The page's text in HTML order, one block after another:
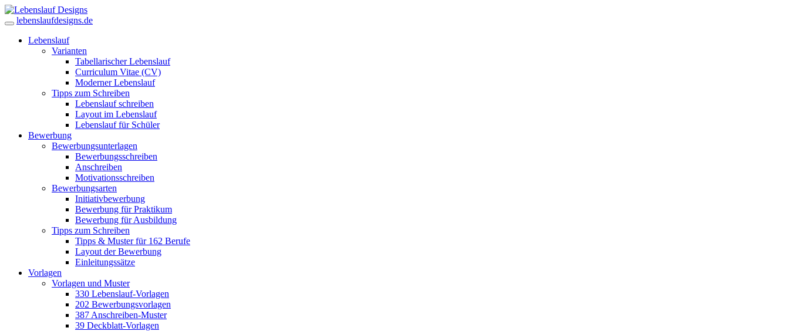
lebenslaufdesigns.de
Lebenslauf
Varianten
Tabellarischer Lebenslauf
Curriculum Vitae (CV)
Moderner Lebenslauf
Tipps zum Schreiben
Lebenslauf schreiben
Layout im Lebenslauf
Lebenslauf für Schüler
Bewerbung
Bewerbungsunterlagen
Bewerbungsschreiben
Anschreiben
Motivationsschreiben
Bewerbungsarten
Initiativbewerbung
Bewerbung für Praktikum
Bewerbung für Ausbildung
Tipps zum Schreiben
Tipps & Muster für 162 Berufe
Layout der Bewerbung
Einleitungssätze
Vorlagen
Vorlagen und Muster
330 Lebenslauf-Vorlagen
202 Bewerbungsvorlagen
387 Anschreiben-Muster
39 Deckblatt-Vorlagen